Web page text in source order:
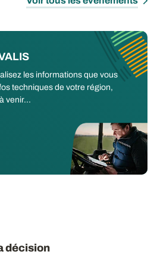
les informations que vous
techniques de votre région,
venir...
décision